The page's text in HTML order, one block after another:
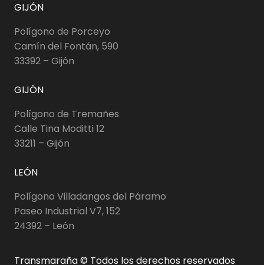
GIJÓN
Polígono de Porceyo
Camín del Fontán, 590
33392 – Gijón
GIJÓN
Polígono de Tremañes
Calle Tina Moditti 12
33211 – Gijón
LEÓN
Polígono Villadangos del Páramo
Paseo Industrial V7, 152
24392 – León
Transmaraña © Todos los derechos reservados